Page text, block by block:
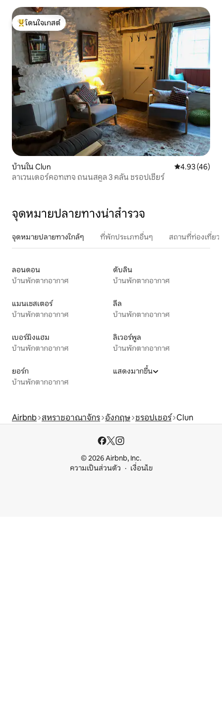
โดนใจเกสต์ที่สุด
โดนใจเกสต์
บ้านใน Clun คะแนนเฉลี่ย
4.93 (46)
ลาเวนเดอร์คอทเทจ ถนนสคูล 3 คลัน ชรอปเชียร์
จุดหมายปลายทางน่าสำรวจ
จุดหมายปลายทางใกล้ๆ ที่พักประเภทอื่นๆ สถานที่ท่องเที่ย
ลอนดอน
บ้านพักตากอากาศ
ดับลิน
บ้านพักตากอากาศ
แมนเชสเตอร์
บ้านพักตากอากาศ
ลีล
บ้านพักตากอากาศ
เบอร์มิงแฮม
บ้านพักตากอากาศ
ลิเวอร์พูล
บ้านพักตากอากาศ
ยอร์ก
บ้านพักตากอากาศ
แสดงมากขึ้น
Airbnb สหราชอาณาจักร อังกฤษ ชรอปเชอร์ Clun
© 2026 Airbnb, Inc.
ความเป็นส่วนตัว
เงื่อนไข